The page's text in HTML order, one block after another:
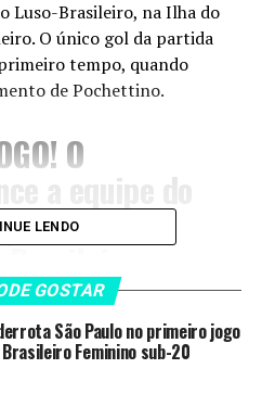
Luso-Brasileiro, na Ilha do
O único gol da partida
tempo, quando
de Pochettino.
O
a equipe do
por 1 a 0 no
Brasileiro e
para a
Copa do
LENDO
GOSTAR
São Paulo no primeiro jogo
Feminino sub-20